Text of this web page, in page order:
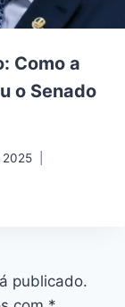
Como a
o Senado
2025
publicado.